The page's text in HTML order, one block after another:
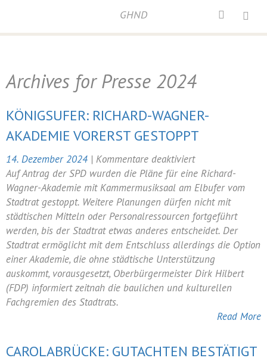
Presse /Presse 2024
Archives forPresse 2024
KÖNIGSUFER: RICHARD-WAGNER-
AKADEMIE VORERST GESTOPPT
14. Dezember 2024 | Kommentare deaktiviertfür
Königsufer:
Richard-
Wagner-
Akademie
vorerst
gestoppt
Auf Antrag der SPD wurden die Pläne für eine Richard-
Wagner-Akademie mit Kammermusiksaal am Elbufer vom
Stadtrat gestoppt. Weitere Planungen dürfen nicht mit
städtischen Mitteln oder Personalressourcen fortgeführt
werden, bis der Stadtrat etwas anderes entscheidet. Der
Stadtrat ermöglicht mit dem Entschluss allerdings die Option
einer Akademie, die ohne städtische Unterstützung
auskommt, vorausgesetzt, Oberbürgermeister Dirk Hilbert
(FDP) informiert zeitnah die baulichen und kulturellen
Fachgremien des Stadtrats.
Read More
CAROLABRÜCKE: GUTACHTEN BESTÄTIGT
GHND